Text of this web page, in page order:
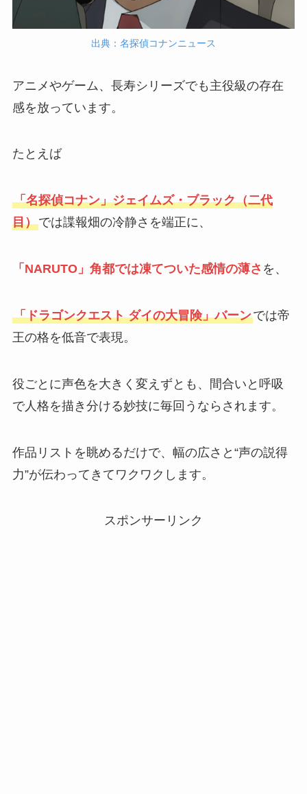
出典：名探偵コナンニュース
アニメやゲーム、長寿シリーズでも主役級の存在
感を放っています。
たとえば
「名探偵コナン」ジェイムズ・ブラック（二代
目）では諜報畑の冷静さを端正に、
「NARUTO」角都では凍てついた感情の薄さ を、
「ドラゴンクエスト ダイの大冒険」バーンでは帝
王の格を低音で表現。
役ごとに声色を大きく変えずとも、間合いと呼吸
で人格を描き分ける妙技に毎回うならされます。
作品リストを眺めるだけで、幅の広さと“声の説得
力”が伝わってきてワクワクします。
スポンサーリンク